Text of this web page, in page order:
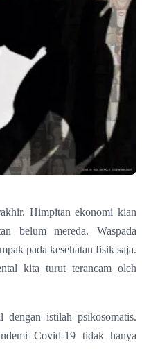
Himpitan ekonomi kian
belum mereda. Waspada
pada kesehatan fisik saja.
kita turut terancam oleh
dengan istilah psikosomatis.
Covid-19 tidak hanya